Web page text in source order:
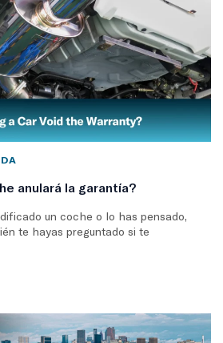
anulará la garantía?
un coche o lo has pensado,
te hayas preguntado si te